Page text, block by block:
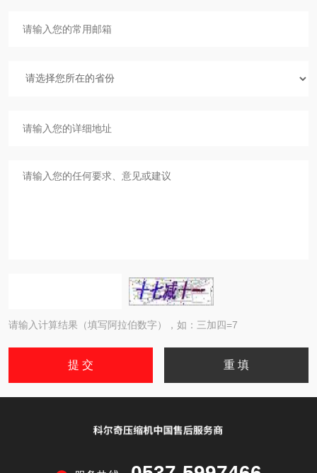
请输入计算结果（填写阿拉伯数字），如：三加四=7